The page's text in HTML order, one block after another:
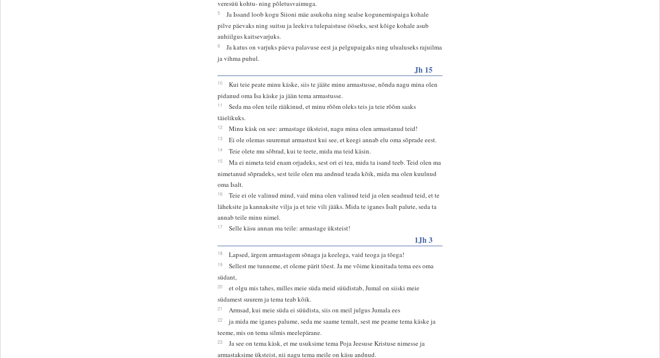
veresüü kohtu- ning põletusvaimuga.
5
Ja Issand loob kogu Siioni mäe asukoha ning sealse kogunemispaiga kohale
pilve päevaks ning suitsu ja leekiva tulepaistuse ööseks, sest kõige kohale asub
auhiilgus kaitsevarjuks.
6
Ja katus on varjuks päeva palavuse eest ja pelgupaigaks ning ulualuseks rajuilma
ja vihma puhul.
Jh 15
10
Kui teie peate minu käske, siis te jääte minu armastusse, nõnda nagu mina olen
pidanud oma Isa käske ja jään tema armastusse.
11
Seda ma olen teile rääkinud, et minu rõõm oleks teis ja teie rõõm saaks
täielikuks.
12 Minu käsk on see: armastage üksteist, nagu mina olen armastanud teid!
13 Ei ole olemas suuremat armastust kui see, et keegi annab elu oma sõprade eest.
14 Teie olete mu sõbrad, kui te teete, mida ma teid käsin.
15
Ma ei nimeta teid enam orjadeks, sest ori ei tea, mida ta isand teeb. Teid olen ma
nimetanud sõpradeks, sest teile olen ma andnud teada kõik, mida ma olen kuulnud
oma Isalt.
16
Teie ei ole valinud mind, vaid mina olen valinud teid ja olen seadnud teid, et te
läheksite ja kannaksite vilja ja et teie vili jääks. Mida te iganes Isalt palute, seda ta
annab teile minu nimel.
17 Selle käsu annan ma teile: armastage üksteist!
1Jh 3
18 Lapsed, ärgem armastagem sõnaga ja keelega, vaid teoga ja tõega!
19
Sellest me tunneme, et oleme pärit tõest. Ja me võime kinnitada tema ees oma
südant,
20
et olgu mis tahes, milles meie süda meid süüdistab, Jumal on siiski meie
südamest suurem ja tema teab kõik.
21 Armsad, kui meie süda ei süüdista, siis on meil julgus Jumala ees
22
ja mida me iganes palume, seda me saame temalt, sest me peame tema käske ja
teeme, mis on tema silmis meelepärane.
23
Ja see on tema käsk, et me usuksime tema Poja Jeesuse Kristuse nimesse ja
armastaksime üksteist, nii nagu tema meile on käsu andnud.